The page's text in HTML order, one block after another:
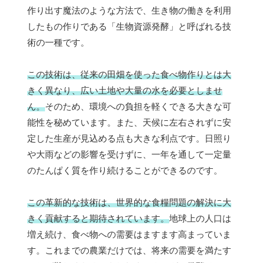
作り出す魔法のような方法で、生き物の働きを利用
したもの作りである「生物資源発酵」と呼ばれる技
術の一種です。
この技術は、従来の田畑を使った食べ物作りとは大
きく異なり、広い土地や大量の水を必要としませ
ん。そのため、環境への負担を軽くできる大きな可
能性を秘めています。また、天候に左右されずに安
定した生産が見込める点も大きな利点です。日照り
や大雨などの影響を受けずに、一年を通して一定量
のたんぱく質を作り続けることができるのです。
この革新的な技術は、世界的な食糧問題の解決に大
きく貢献すると期待されています。地球上の人口は
増え続け、食べ物への需要はますます高まっていま
す。これまでの農業だけでは、将来の需要を満たす